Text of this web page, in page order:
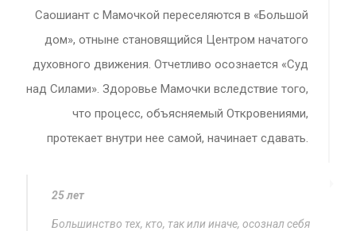
Саошиант с Мамочкой переселяются в «Большой
дом», отныне становящийся Центром начатого
духовного движения. Отчетливо осознается «Суд
над Силами». Здоровье Мамочки вследствие того,
что процесс, объясняемый Откровениями,
протекает внутри нее самой, начинает сдавать.
25 лет
Большинство тех, кто, так или иначе, осознал себя